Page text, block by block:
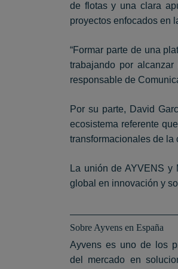
de flotas y una clara
proyectos enfocados en
“Formar parte de una
trabajando por
responsable de
Por su parte, David
ecosistema referente
transformacionales de la
La unión de AYVENS y
global en innovación y
Sobre Ayvens en España
Ayvens es uno de los
del mercado en